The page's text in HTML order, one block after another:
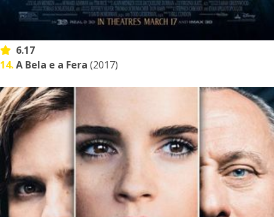
6.17
14.A Bela e a Fera (2017)